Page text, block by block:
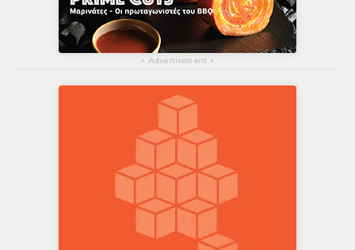
▴ Advertisement ▴